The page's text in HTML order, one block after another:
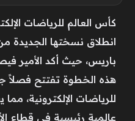
انطلاق نسختها الجديدة
باريس، حيث أكد الأمير
هذه الخطوة تفتتح فصلاً
للرياضات الإلكترونية،
عالمية رئيسية في قطاع